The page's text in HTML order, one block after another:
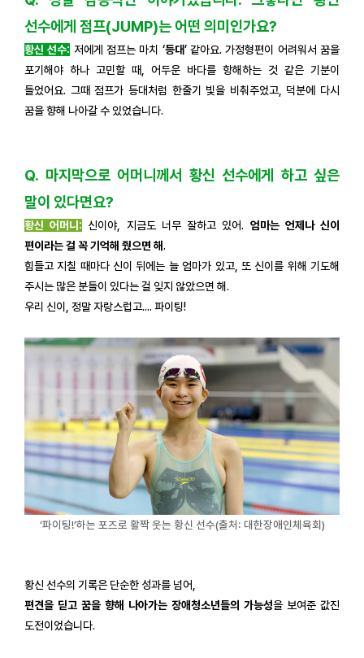
선수에게 점프(JUMP)는 어떤 의미인가요?
황신 선수: 저에게 점프는 마치 ‘등대’ 같아요. 가정형편이 어려워서 꿈을
포기해야 하나 고민할 때, 어두운 바다를 항해하는 것 같은 기분이
들었어요. 그때 점프가 등대처럼 한줄기 빛을 비춰주었고, 덕분에 다시
꿈을 향해 나아갈 수 있었습니다.
Q. 마지막으로 어머니께서 황신 선수에게 하고 싶은
말이 있다면요?
황신 어머니: 신이야, 지금도 너무 잘하고 있어. 엄마는 언제나 신이
편이라는 걸 꼭 기억해 줬으면 해.
힘들고 지칠 때마다 신이 뒤에는 늘 엄마가 있고, 또 신이를 위해 기도해
주시는 많은 분들이 있다는 걸 잊지 않았으면 해.
우리 신이, 정말 자랑스럽고.... 파이팅!
‘파이팅!’하는 포즈로 활짝 웃는 황신 선수(출처: 대한장애인체육회)
황신 선수의 기록은 단순한 성과를 넘어,
편견을 딛고 꿈을 향해 나아가는 장애청소년들의 가능성을 보여준 값진
도전이었습니다.